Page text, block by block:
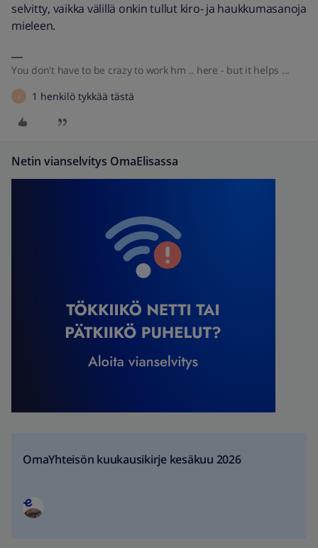
selvitty, vaikka välillä onkin tullut kiro- ja haukkumasanoja
mieleen.
You don't have to be crazy to work hm .. here - but it helps ...
A 1 henkilö tykkää tästä
Netin vianselvitys OmaElisassa
OmaYhteisön kuukausikirje kesäkuu 2026